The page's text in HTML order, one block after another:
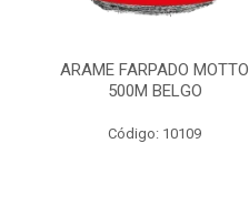
ARAME FARPADO MOTTO
500M BELGO
Código: 10109